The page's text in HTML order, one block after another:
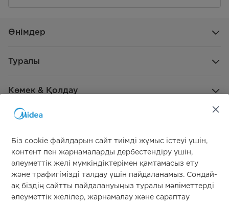
Өнімдер
Туралы
Көмек & Қолдау
Жаһандық демеушілік
Біз cookie файлдарын сайт тиімді жұмыс істеуі үшін,
контент пен жарнамаларды дербестендіру үшін,
әлеуметтік желі мүмкіндіктерімен қамтамасыз ету
және трафигімізді талдау үшін пайдаланамыз. Сондай-
ақ біздің сайтты пайдалануыңыз туралы мәліметтерді
әлеуметтік желілер, жарнамалау және сараптау